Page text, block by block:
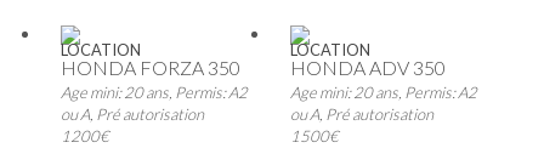
LOCATION
HONDA FORZA 350
Age mini: 20 ans, Permis: A2
ou A, Pré autorisation
1200€
LOCATION
HONDA ADV 350
Age mini: 20 ans, Permis: A2
ou A, Pré autorisation
1500€